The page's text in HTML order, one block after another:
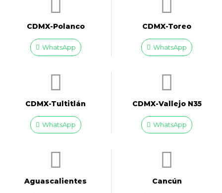
CDMX-Polanco
WhatsApp
CDMX-Toreo
WhatsApp
CDMX-Tultitlán
WhatsApp
CDMX-Vallejo N35
WhatsApp
Aguascalientes Cancún